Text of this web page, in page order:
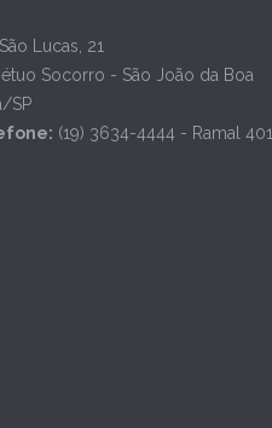
Lucas, 21
Socorro - São João da Boa
SP
(19) 3634-4444 - Ramal 401